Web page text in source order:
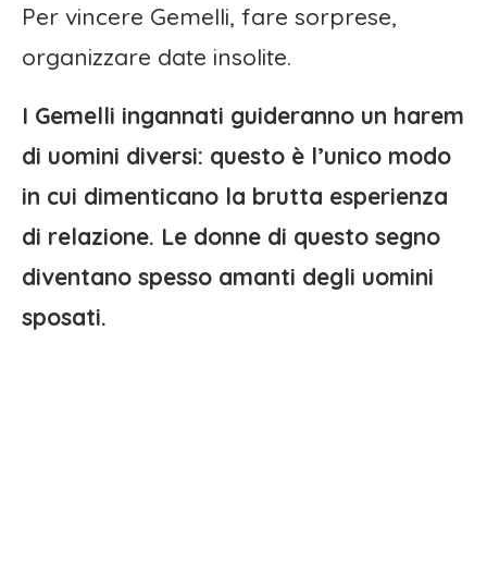
Per vincere Gemelli, fare sorprese,
organizzare date insolite.
I Gemelli ingannati guideranno un harem
di uomini diversi: questo è l’unico modo
in cui dimenticano la brutta esperienza
di relazione. Le donne di questo segno
diventano spesso amanti degli uomini
sposati.